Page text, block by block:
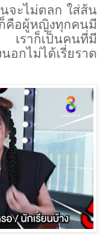
จะไม่ตลก ใส่ส้น
อผู้หญิงทุกคนมี
ราก็เป็นคนที่มี
กไม่ได้เรี่ยราด